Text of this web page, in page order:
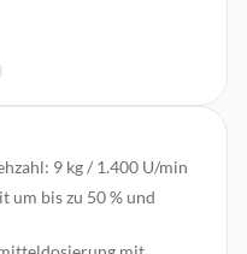
9 kg / 1.400 U/min
um bis zu 50 % und